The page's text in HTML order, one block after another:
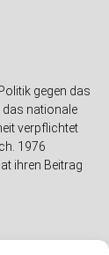
gegen das
das nationale
verpflichtet
1976
ihren Beitrag